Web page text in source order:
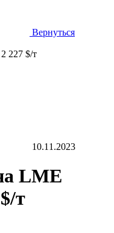
Вернуться
227 $/т
10.11.2023
LME
т